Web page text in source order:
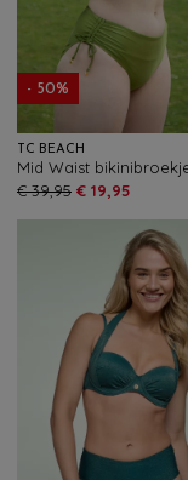
- 50%
TC BEACH
€ 39,95 € 19,95